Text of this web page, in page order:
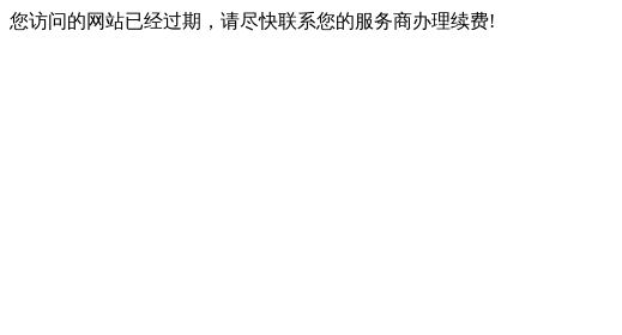
您访问的网站已经过期，请尽快联系您的服务商办理续费!